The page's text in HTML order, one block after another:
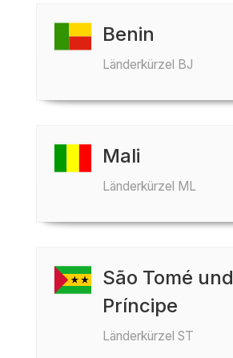
Benin
Länderkürzel BJ
Mali
Länderkürzel ML
São Tomé und
Príncipe
Länderkürzel ST